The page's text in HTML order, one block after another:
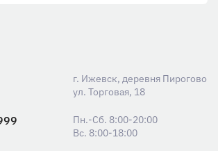
г. Ижевск, деревня Пирогово
ул. Торговая, 18
Пн.-Сб. 8:00-20:00
Вс. 8:00-18:00